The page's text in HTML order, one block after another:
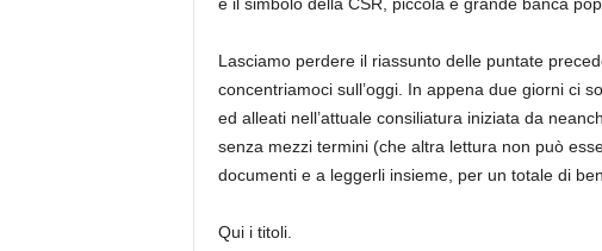
Lasciamo perdere il riassunto delle puntate
concentriamoci sull’oggi. In appena due giorni ci
ed alleati nell’attuale consiliatura iniziata da
senza mezzi termini (che altra lettura non può
documenti e a leggerli insieme, per un totale di
Qui i titoli.